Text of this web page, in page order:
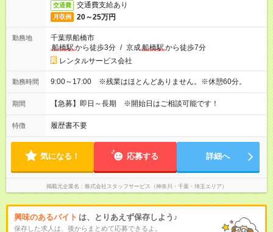
交通費 交通費支給あり
月収例 20～25万円
勤務地
千葉県船橋市
船橋駅から徒歩3分 / 京成船橋駅から徒歩7分
レンタルサービス会社
勤務時間 9:00～17:00 ※残業はほとんどありません。※休憩60分。
期間 【急募】即日～長期 ※開始日はご相談可能です！
特徴 履歴書不要
気になる！ 応募する 詳細へ
掲載元企業名 株式会社スタッフサービス（神奈川・千葉・埼玉エリア）
興味のあるバイト は、とりあえず保存しよう♪
保存した求人は、後からまとめて応募できるよ。